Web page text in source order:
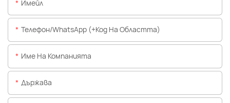
Имейл
Телефон/WhatsApp (+Код На Областта)
Име На Компанията
Държава